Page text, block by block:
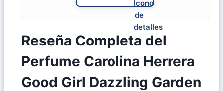
Reseña Completa del
Perfume Carolina Herrera
Good Girl Dazzling Garden